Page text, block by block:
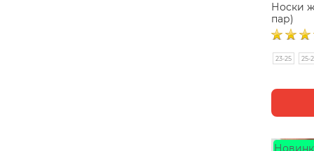
Носки
пар)
23-25 25-